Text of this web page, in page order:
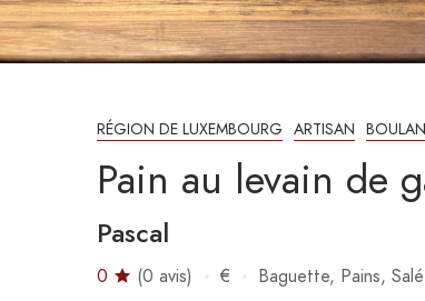
RÉGION DE LUXEMBOURG ARTISAN
Pain au levain de
Pascal
0 (0 avis) € Baguette Pains Salé